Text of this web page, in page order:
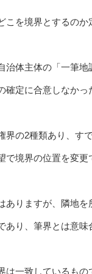
こを境界とするのか
治体主体の「一筆地
確定に合意しなかっ
界の2種類あり、す
で境界の位置を変更
ありますが、隣地を
あり、筆界とは意味
は一致しているもの